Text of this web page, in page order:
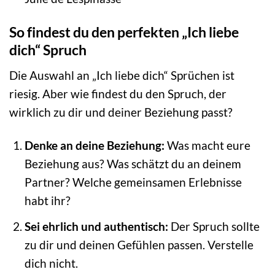
So findest du den perfekten „Ich liebe
dich“ Spruch
Die Auswahl an „Ich liebe dich“ Sprüchen ist
riesig. Aber wie findest du den Spruch, der
wirklich zu dir und deiner Beziehung passt?
Denke an deine Beziehung: Was macht eure
Beziehung aus? Was schätzt du an deinem
Partner? Welche gemeinsamen Erlebnisse
habt ihr?
Sei ehrlich und authentisch: Der Spruch sollte
zu dir und deinen Gefühlen passen. Verstelle
dich nicht.